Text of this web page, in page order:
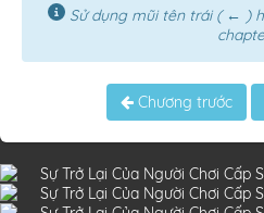
Sử dụng mũi tên trái ( ← )
Chương trước